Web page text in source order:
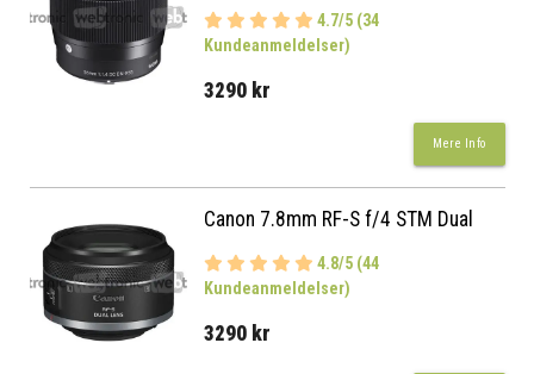
4.7/5 (34
Kundeanmeldelser)
3290 kr
Mere Info
Canon 7.8mm RF-S f/4 STM Dual
4.8/5 (44
Kundeanmeldelser)
3290 kr